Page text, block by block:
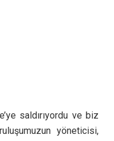
saldırıyordu ve biz
yöneticisi,